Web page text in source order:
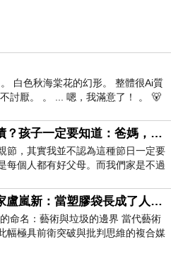
節目推薦
白色秋海棠花的幻形。 整體很Ai質
討厭。 。 ... 嗯，我滿意了！ 。 🐻
出生即欠債？孩子一定要知道：爸媽，其實我不欠你們
節，其實我並不認為這種節日一定要
每個人都有好父母。而我們家是不過
沒什麼儀式感，生活趨近冷
當代藝術家盧嵐新：當塑膠袋長成了人的模樣，我們的目光是否學會了放下偏見？
命名：藝術與垃圾的邊界 當代藝術
幅極具前衛突破與批判思維的複合媒
接將被大眾定義為廢棄物